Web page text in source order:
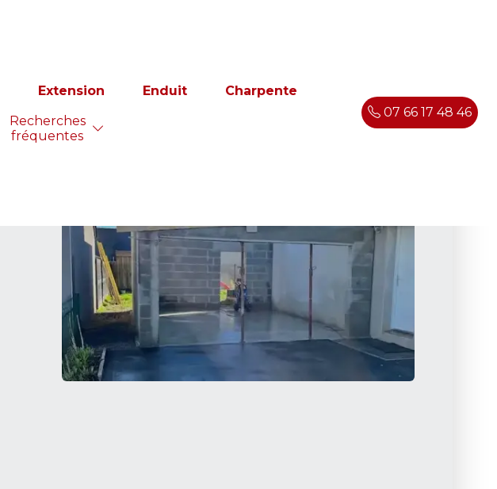
Extension Enduit Charpente
Recherches
fréquentes
07 66 17 48 46